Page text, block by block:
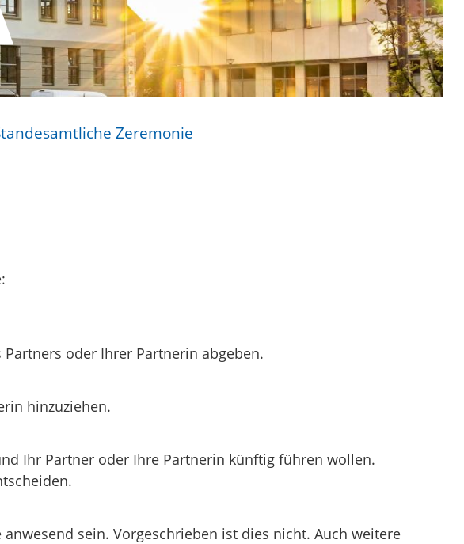
Zeremonie
oder Ihrer Partnerin abgeben.
hinzuziehen.
Ihr Partner oder Ihre Partnerin künftig führen wollen.
sein. Vorgeschrieben ist dies nicht. Auch weitere